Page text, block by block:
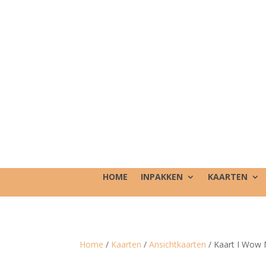
HOME INPAKKEN KAARTEN
Home / Kaarten /Ansichtkaarten / Kaart I Wow